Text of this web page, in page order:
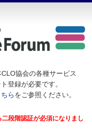
協会の各種サービス
登録が必要です。
ちらをご参照ください。
段階認証が必須になりまし